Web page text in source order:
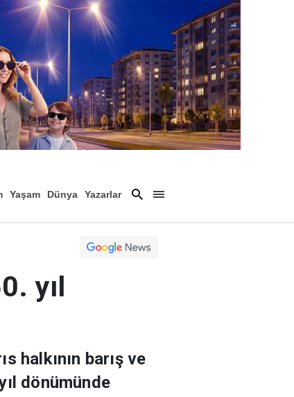
Yaşam
Dünya
Yazarlar
yıl
halkının barış ve
dönümünde